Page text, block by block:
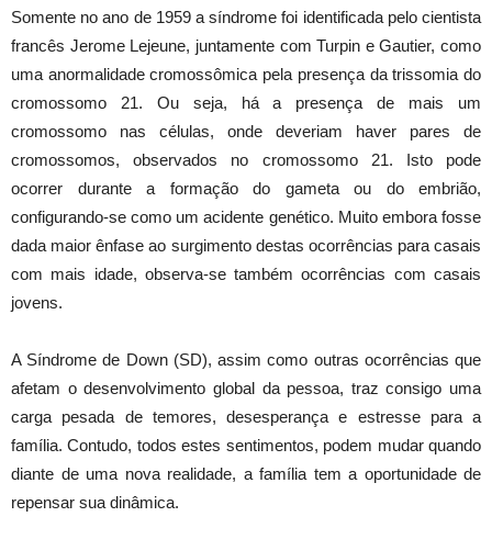
Somente no ano de 1959 a síndrome foi identificada pelo cientista
francês Jerome Lejeune, juntamente com Turpin e Gautier, como
uma anormalidade cromossômica pela presença da trissomia do
cromossomo 21. Ou seja, há a presença de mais um
cromossomo nas células, onde deveriam haver pares de
cromossomos, observados no cromossomo 21. Isto pode
ocorrer durante a formação do gameta ou do embrião,
configurando-se como um acidente genético. Muito embora fosse
dada maior ênfase ao surgimento destas ocorrências para casais
com mais idade, observa-se também ocorrências com casais
jovens.
A Síndrome de Down (SD), assim como outras ocorrências que
afetam o desenvolvimento global da pessoa, traz consigo uma
carga pesada de temores, desesperança e estresse para a
família. Contudo, todos estes sentimentos, podem mudar quando
diante de uma nova realidade, a família tem a oportunidade de
repensar sua dinâmica.